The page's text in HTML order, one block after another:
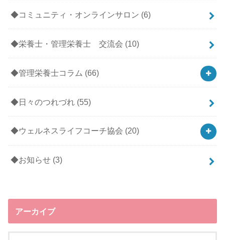
◆コミュニティ・オンラインサロン (6)
◆栄養士・管理栄養士 交流会 (10)
◆管理栄養士コラム (66)
◆日々のつれづれ (55)
◆ウェルネスライフコーチ協会 (20)
◆お知らせ (3)
アーカイブ